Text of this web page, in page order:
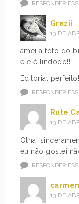
RESPONDER
Grazii
13 DE
amei a foto do
ele é lindooo!!!!
Editorial perfeito!
RESPONDER
Rute
13 DE
Olha,
eu não gostei
RESPONDER
carmen
13 DE